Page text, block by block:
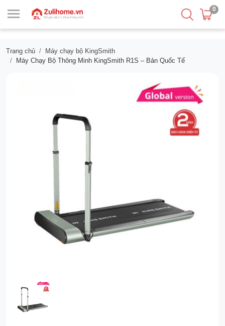
0
Trang chủ
Máy chạy bộ KingSmith
Máy Chạy Bộ Thông Minh KingSmith R1S – Bản Quốc Tế